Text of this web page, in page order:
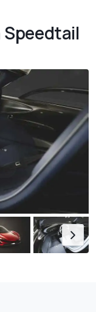
Speedtail